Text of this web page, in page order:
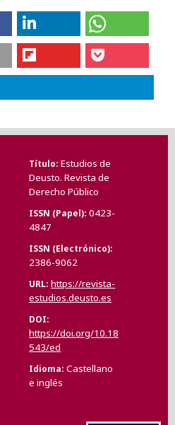
Título Estudios de
Deusto. Revista de
Derecho Público
ISSN (Papel) 0423-
4847
ISSN (Electrónico)
2386-9062
URL https://revista-
estudios.deusto.es
DOI
https://doi.org/10.18
543/ed
Idioma Castellano
e inglés